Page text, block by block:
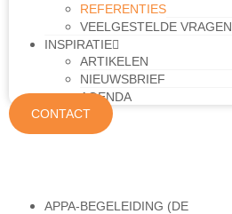
REFERENTIES
VEELGESTELDE VRAGEN
INSPIRATIE
ARTIKELEN
NIEUWSBRIEF
AGENDA
CONTACT
APPA-BEGELEIDING (DE